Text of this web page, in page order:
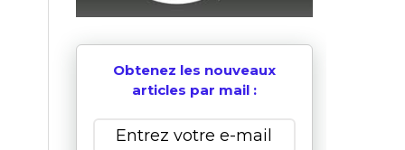
Obtenez les nouveaux
articles par mail :